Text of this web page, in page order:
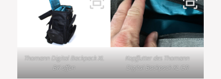
Thomann Digital Backpack XL
BK offen
Kopffutter des Thomann
Digital Backpack XL GR